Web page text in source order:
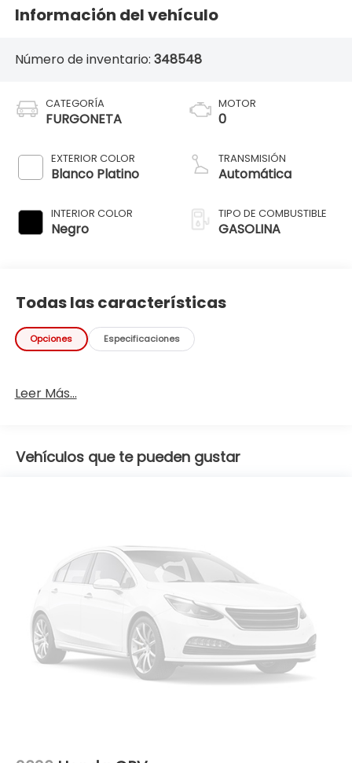
Información del vehículo
Número de inventario: 348548
CATEGORÍA
FURGONETA
EXTERIOR COLOR
Blanco Platino
INTERIOR COLOR
Negro
MOTOR
0
TRANSMISIÓN
Automática
TIPO DE COMBUSTIBLE
GASOLINA
Todas las características
Opciones Especificaciones
Leer Más...
Vehículos que te pueden gustar